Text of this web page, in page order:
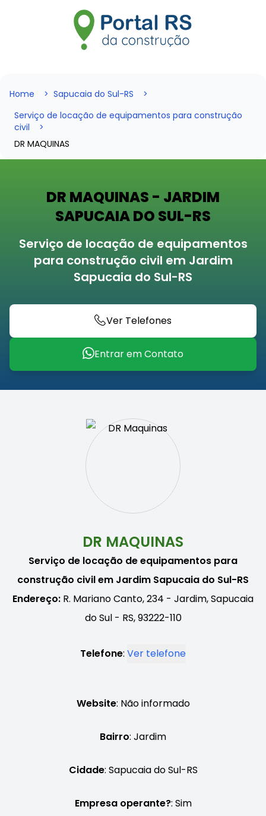
Home
Sapucaia do Sul-RS
Serviço de locação de equipamentos para construção
civil
DR MAQUINAS
DR MAQUINAS - JARDIM
SAPUCAIA DO SUL-RS
Serviço de locação de equipamentos
para construção civil em Jardim
Sapucaia do Sul-RS
Ver Telefones
Entrar em Contato
DR MAQUINAS
Serviço de locação de equipamentos para
construção civil em Jardim Sapucaia do Sul-RS
Endereço: R. Mariano Canto, 234 - Jardim, Sapucaia
do Sul - RS, 93222-110
Telefone: Ver telefone
Website: Não informado
Bairro: Jardim
Cidade: Sapucaia do Sul-RS
Empresa operante?: Sim